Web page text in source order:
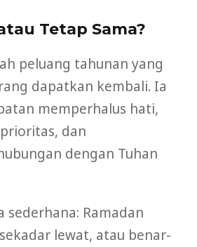
Tetap Sama?
peluang tahunan yang
dapatkan kembali. Ia
memperhalus hati,
dan
dengan Tuhan
sederhana: Ramadan
lewat, atau benar-